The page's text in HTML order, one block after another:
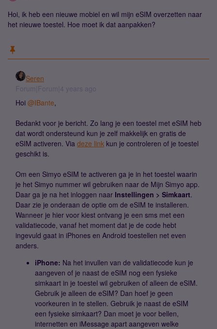
Hoi, ik heb een nieuwe mobiel en wil mijn eSIM overzetten naar
het nieuwe toestel. Hoe moet ik dat aanpakken?
Seren
Forum|Forum|4 years ago
Hoi @IBante,
Bedankt voor je bericht. Zo lang je een toestel met eSIM heb
dat wordt ondersteund kun je zelf makkelijk en gratis de
eSIM activeren. Via deze link kun je controleren of je toestel
geschikt is.
Om een Simyo eSIM te activeren ga je in het toestel waarin
je het Simyo nummer wil gebruiken naar de Mijn Simyo app.
Daar ga je na het inloggen naar Instellingen > Simkaart.
Daar zie je onderaan de optie om de eSIM te installeren.
Wanneer je hier voor kiest ontvang je een sms met een
validatiecode, vanaf het moment dat je de code hebt
ingevuld gaat in iPhones en Android toestellen net even
anders.
iPhone: Na het invullen van de validatiecode kun je
aangeven of je naast de eSIM nog een fysieke
simkaart in je toestel wil gebruiken of alleen de eSIM.
Gebruik je alleen de eSIM? Dan hoef je geen
voorkeuren in te stellen. Gebruik je naast de eSIM
een fysieke simkaart? Dan moet je voor bellen,
internetten en iMessage apart aangeven welke